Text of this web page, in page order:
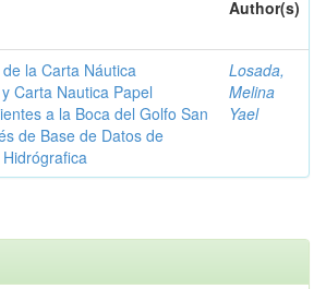
Author(s)
la Carta Náutica
Carta Nautica Papel
a la Boca del Golfo San
de Base de Datos de
Losada,
Melina
Yael